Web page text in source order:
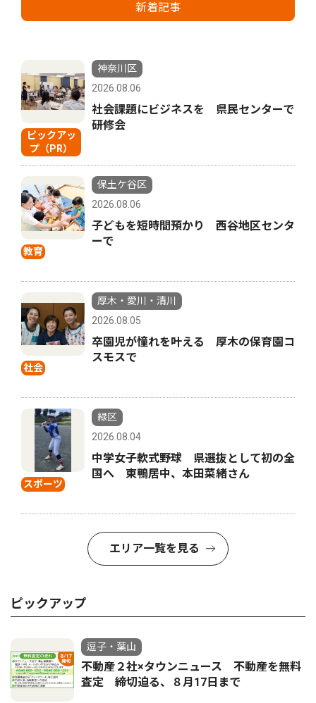
新着記事
ピックアッ
プ（PR）
神奈川区
2026.08.06
社会課題にビジネスを 県民センターで
研修会
教育
保土ケ谷区
2026.08.06
子どもを短時間預かり 西谷地区センタ
ーで
社会
厚木・愛川・清川
2026.08.05
卒園児が憧れを叶える 厚木の保育園コ
スモスで
スポーツ
緑区
2026.08.04
中学女子軟式野球 県選抜として初の全
国へ 東鴨居中、本田菜緒さん
エリア一覧を見る
ピックアップ
逗子・葉山
不動産２社×タウンニュース 不動産を無料
査定 締切迫る、８月17日まで